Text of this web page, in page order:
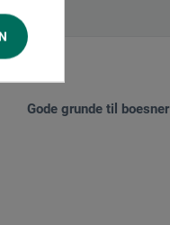
Gode grunde til boesner